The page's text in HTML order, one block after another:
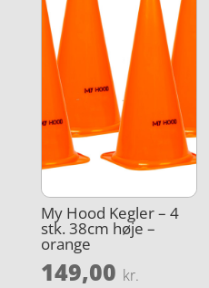
My Hood Kegler – 4
stk. 38cm høje –
orange
149,00 kr.